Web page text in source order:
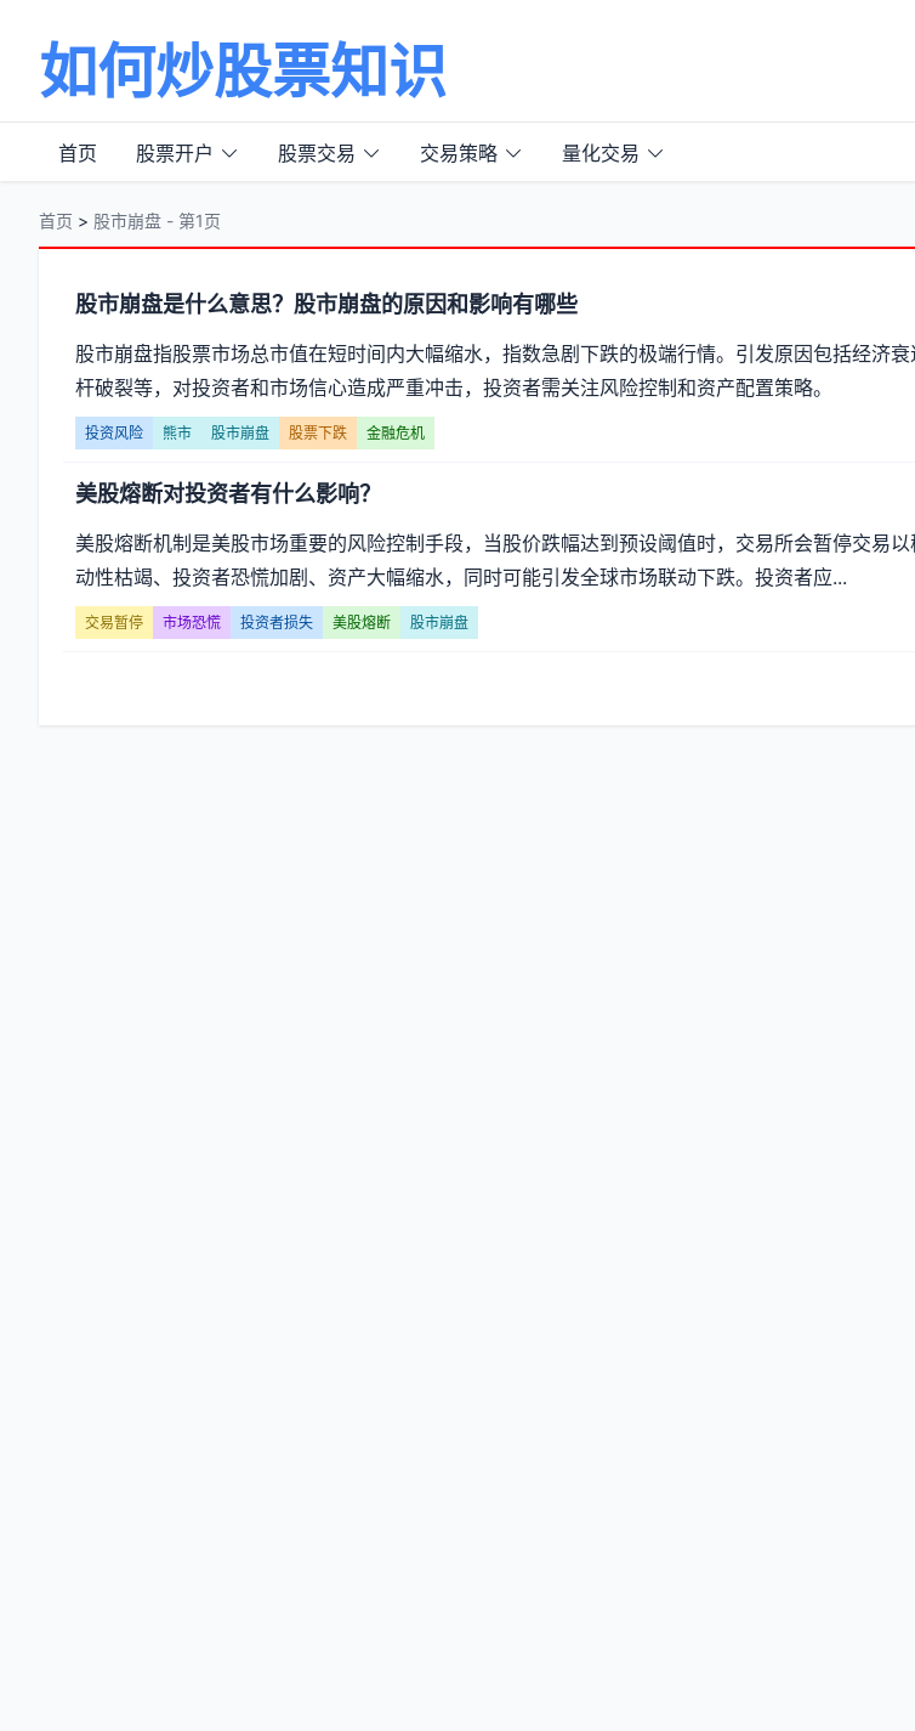
如何炒股票知识
首页 股票开户 股票交易 交易策略 量化交易
首页 > 股市崩盘 - 第1页
分
类
【股
市
崩
盘】
文
股市崩盘是什么意思？股市崩盘的原因和影响有哪些
股市崩盘指股票市场总市值在短时间内大幅缩水，指数急剧下跌的极端行情。引发原因包括经济
杆破裂等，对投资者和市场信心造成严重冲击，投资者需关注风险控制和资产配置策略。
投资风险 熊市 股市崩盘 股票下跌 金融危机
美股熔断对投资者有什么影响？
美股熔断机制是美股市场重要的风险控制手段，当股价跌幅达到预设阈值时，交易所会暂停交易
动性枯竭、投资者恐慌加剧、资产大幅缩水，同时可能引发全球市场联动下跌。投资者应...
交易暂停 市场恐慌 投资者损失 美股熔断 股市崩盘